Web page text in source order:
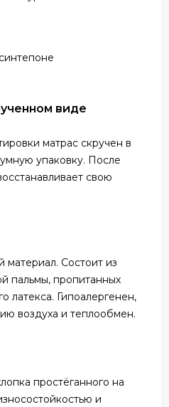
виде
матрас скручен в
упаковку. После
свою
Состоит из
пальмы, пропитанных
латекса. Гипоалергенен,
воздуха и теплообмен.
простёганного на
и